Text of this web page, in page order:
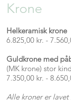
Krone
Helkeramisk krone
6.825,00 kr. -
Guldkrone med
(MK krone) stor
7.350,00 kr. -
Alle kroner er lavet